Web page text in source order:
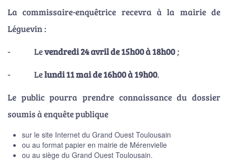
La commissaire-enquêtrice recevra à la mairie de
Léguevin :
- Levendredi 24 avril de 15h00 à 18h00;
- Lelundi 11 mai de 16h00 à 19h00.
Le public pourra prendre connaissance du dossier
soumis à enquête publique
sur le site Internet du Grand Ouest Toulousain
ou au format papier en mairie de Mérenvielle
ou au siège du Grand Ouest Toulousain.